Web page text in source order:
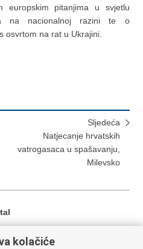
europskim pitanjima u svjetlu
na nacionalnoj razini te o
osvrtom na rat u Ukrajini.
Sljedeća
Natjecanje hrvatskih
vatrogasaca u spašavanju,
Milevsko
kolačiće